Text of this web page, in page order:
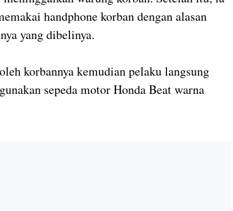
handphone korban dengan alasan
yang dibelinya.
korbannya kemudian pelaku langsung
sepeda motor Honda Beat warna